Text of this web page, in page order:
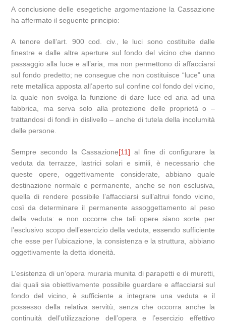
A conclusione delle esegetiche argomentazione la Cassazione
ha affermato il seguente principio:
A tenore dell’art. 900 cod. civ., le luci sono costituite dalle
finestre e dalle altre aperture sul fondo del vicino che danno
passaggio alla luce e all’aria, ma non permettono di affacciarsi
sul fondo predetto; ne consegue che non costituisce “luce” una
rete metallica apposta all’aperto sul confine col fondo del vicino,
la quale non svolga la funzione di dare luce ed aria ad una
fabbrica, ma serva solo alla protezione delle proprietà o –
trattandosi di fondi in dislivello – anche di tutela della incolumità
delle persone.
Sempre secondo la Cassazione[11] al fine di configurare la
veduta da terrazze, lastrici solari e simili, è necessario che
queste opere, oggettivamente considerate, abbiano quale
destinazione normale e permanente, anche se non esclusiva,
quella di rendere possibile l’affacciarsi sull’altrui fondo vicino,
così da determinare il permanente assoggettamento al peso
della veduta: e non occorre che tali opere siano sorte per
l’esclusivo scopo dell’esercizio della veduta, essendo sufficiente
che esse per l’ubicazione, la consistenza e la struttura, abbiano
oggettivamente la detta idoneità.
L’esistenza di un’opera muraria munita di parapetti e di muretti,
dai quali sia obiettivamente possibile guardare e affacciarsi sul
fondo del vicino, è sufficiente a integrare una veduta e il
possesso della relativa servitù, senza che occorra anche la
continuità dell’utilizzazione dell’opera e l’esercizio effettivo